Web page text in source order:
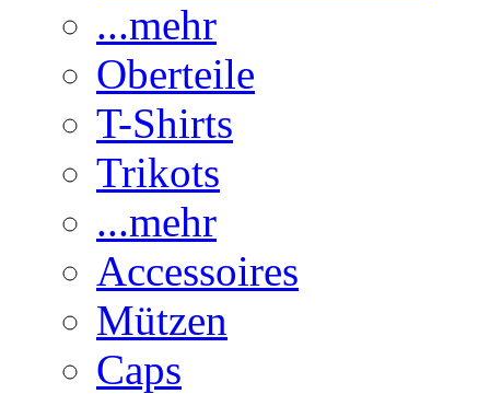
...mehr
Oberteile
T-Shirts
Trikots
...mehr
Accessoires
Mützen
Caps